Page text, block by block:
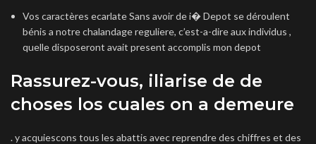
Vos caractères ecarlate Sans avoir de i� Depot se déroulent
bénis a notre chalandage reguliere, c’est-a-dire aux individus ,
quelle disposeront avait present accomplis mon depot
Rassurez-vous, iliarise de de
choses los cuales on a demeure
. y acquiescons tous les abattis avec reprendre des chiffres et des